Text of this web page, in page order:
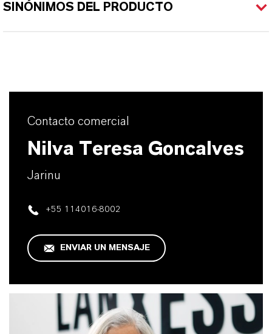
SINÓNIMOS DEL PRODUCTO
Contacto comercial
Nilva Teresa Goncalves
Jarinu
+55 114016-8002
ENVIAR UN MENSAJE